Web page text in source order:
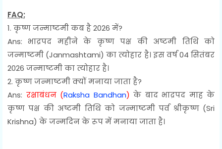
FAQ;
1. कृष्ण जन्माष्टमी कब है 2026 में?
Ans: भाद्रपद महीने के कृष्ण पक्ष की अष्टमी तिथि को
जन्माष्टमी (Janmashtami) का त्योहार है। इस वर्ष 04 सितंबर
2026 जन्माष्टमी का त्योहार है।
2. कृष्ण जन्माष्टमी क्यों मनाया जाता है?
Ans: रक्षाबंधन (Raksha Bandhan) के बाद भाद्रपद माह के
कृष्ण पक्ष की अष्टमी तिथि को जन्माष्टमी पर्व श्रीकृष्ण (Sri
Krishna) के जन्मदिन के रूप में मनाया जाता है।